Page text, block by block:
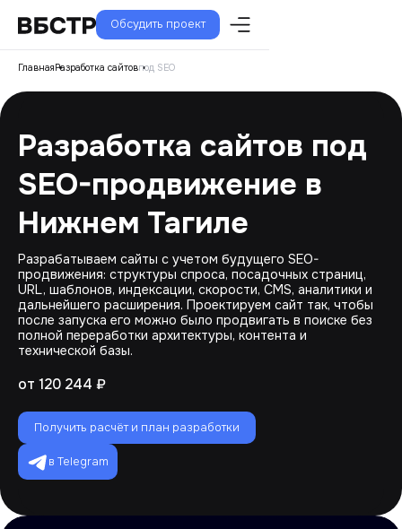
Обсудить проект
ГлавнаяРазработка сайтовпод SEO
Разработка сайтов под
SEO-продвижение в
Нижнем Тагиле
Разрабатываем сайты с учетом будущего SEO-
продвижения: структуры спроса, посадочных страниц,
URL, шаблонов, индексации, скорости, CMS, аналитики и
дальнейшего расширения. Проектируем сайт так, чтобы
после запуска его можно было продвигать в поиске без
полной переработки архитектуры, контента и
технической базы.
от 120 244 ₽
Получить расчёт и план разработки
в Telegram